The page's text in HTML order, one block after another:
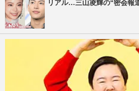
リアル…三山凌輝の“密会報